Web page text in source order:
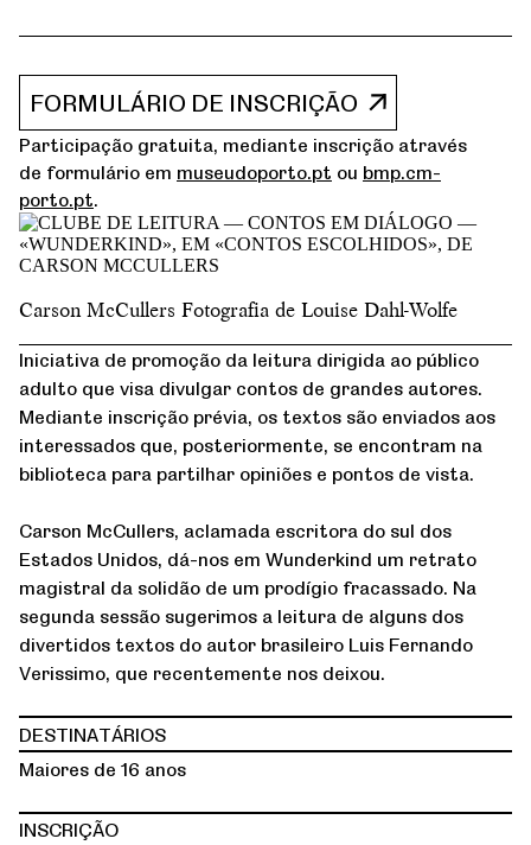
FORMULÁRIO DE INSCRIÇÃO
Participação gratuita, mediante inscrição através
de formulário em museudoporto.pt ou bmp.cm-
porto.pt.
Carson McCullers Fotografia de Louise Dahl-Wolfe
Iniciativa de promoção da leitura dirigida ao público
adulto que visa divulgar contos de grandes autores.
Mediante inscrição prévia, os textos são enviados aos
interessados que, posteriormente, se encontram na
biblioteca para partilhar opiniões e pontos de vista.
Carson McCullers, aclamada escritora do sul dos
Estados Unidos, dá-nos em Wunderkind um retrato
magistral da solidão de um prodígio fracassado. Na
segunda sessão sugerimos a leitura de alguns dos
divertidos textos do autor brasileiro Luis Fernando
Verissimo, que recentemente nos deixou.
DESTINATÁRIOS
Maiores de 16 anos
INSCRIÇÃO